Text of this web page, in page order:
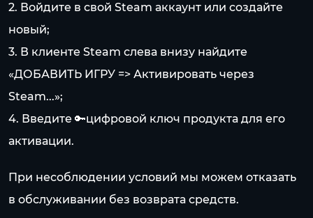
2. Войдите в свой Steam аккаунт или создайте
новый;
3. В клиенте Steam слева внизу найдите
«ДОБАВИТЬ ИГРУ => Активировать через
Steam...»;
4. Введите 🔑цифровой ключ продукта для его
активации.
При несоблюдении условий мы можем отказать
в обслуживании без возврата средств.